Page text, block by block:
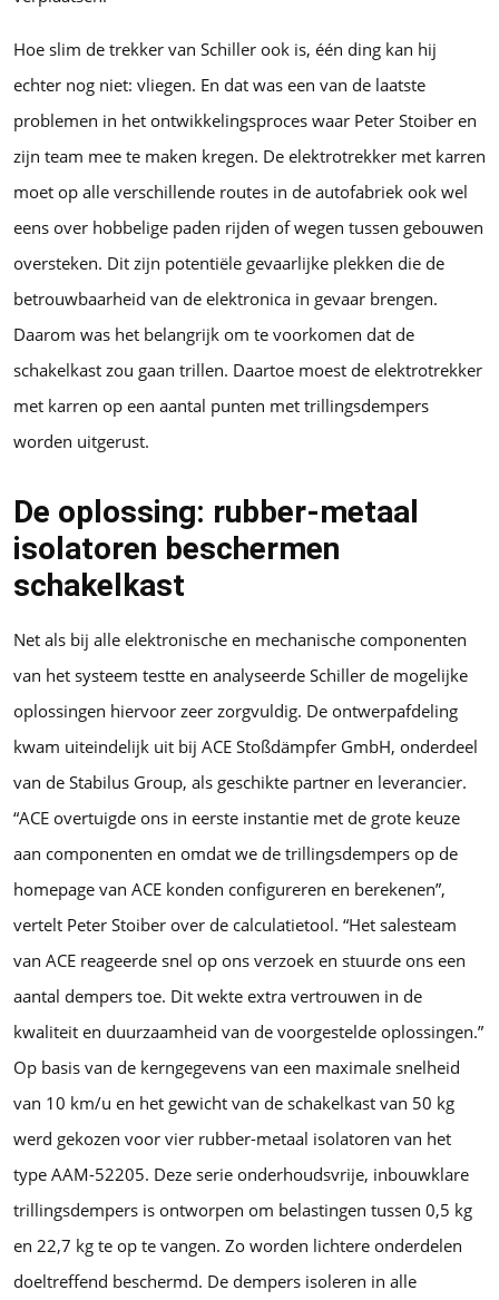
Hoe slim de trekker van Schiller ook is, één ding kan hij
echter nog niet: vliegen. En dat was een van de laatste
problemen in het ontwikkelingsproces waar Peter Stoiber en
zijn team mee te maken kregen. De elektrotrekker met karren
moet op alle verschillende routes in de autofabriek ook wel
eens over hobbelige paden rijden of wegen tussen gebouwen
oversteken. Dit zijn potentiële gevaarlijke plekken die de
betrouwbaarheid van de elektronica in gevaar brengen.
Daarom was het belangrijk om te voorkomen dat de
schakelkast zou gaan trillen. Daartoe moest de elektrotrekker
met karren op een aantal punten met trillingsdempers
worden uitgerust.
De oplossing: rubber-metaal
isolatoren beschermen
schakelkast
Net als bij alle elektronische en mechanische componenten
van het systeem testte en analyseerde Schiller de mogelijke
oplossingen hiervoor zeer zorgvuldig. De ontwerpafdeling
kwam uiteindelijk uit bij ACE Stoßdämpfer GmbH, onderdeel
van de Stabilus Group, als geschikte partner en leverancier.
“ACE overtuigde ons in eerste instantie met de grote keuze
aan componenten en omdat we de trillingsdempers op de
homepage van ACE konden configureren en berekenen”,
vertelt Peter Stoiber over de calculatietool. “Het salesteam
van ACE reageerde snel op ons verzoek en stuurde ons een
aantal dempers toe. Dit wekte extra vertrouwen in de
kwaliteit en duurzaamheid van de voorgestelde oplossingen.”
Op basis van de kerngegevens van een maximale snelheid
van 10 km/u en het gewicht van de schakelkast van 50 kg
werd gekozen voor vier rubber-metaal isolatoren van het
type AAM-52205. Deze serie onderhoudsvrije, inbouwklare
trillingsdempers is ontworpen om belastingen tussen 0,5 kg
en 22,7 kg te op te vangen. Zo worden lichtere onderdelen
doeltreffend beschermd. De dempers isoleren in alle